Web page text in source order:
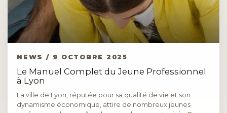
NEWS / 9 OCTOBRE 2025
Le Manuel Complet du Jeune Professionnel
à Lyon
La ville de Lyon, réputée pour sa qualité de vie et son
dynamisme économique, attire de nombreux jeunes